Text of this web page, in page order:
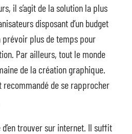
il s’agit de la solution la plus
disposant d’un budget
plus de temps pour
Par ailleurs, tout le monde
de la création graphique.
recommandé de se rapprocher
trouver sur internet. Il suffit